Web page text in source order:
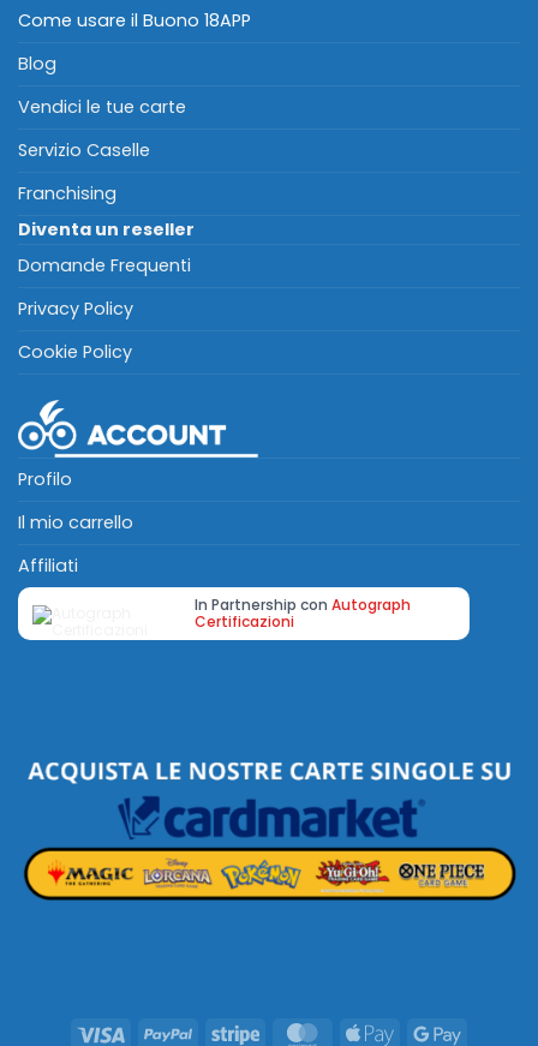
Come usare il Buono 18APP
Blog
Vendici le tue carte
Servizio Caselle
Franchising
Diventa un reseller
Domande Frequenti
Privacy Policy
Cookie Policy
Profilo
Il mio carrello
Affiliati
In Partnership con Autograph
Certificazioni
Visa PayPal Stripe MasterCard
Apple
Google